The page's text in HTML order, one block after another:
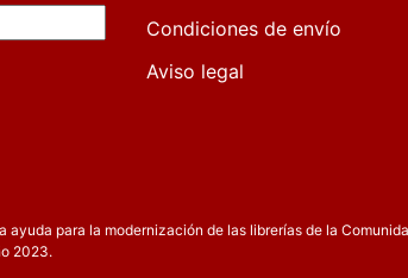
Condiciones de envío
Aviso legal
ayuda para la modernización de las librerías de la
2023.